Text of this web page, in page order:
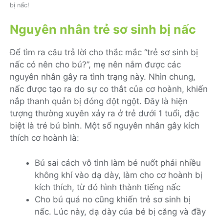
bị nấc!
Nguyên nhân trẻ sơ sinh bị nấc
Để tìm ra câu trả lời cho thắc mắc “trẻ sơ sinh bị
nấc có nên cho bú?”, mẹ nên nắm được các
nguyên nhân gây ra tình trạng này. Nhìn chung,
nấc được tạo ra do sự co thắt của cơ hoành, khiến
nắp thanh quản bị đóng đột ngột. Đây là hiện
tượng thường xuyên xảy ra ở trẻ dưới 1 tuổi, đặc
biệt là trẻ bú bình. Một số nguyên nhân gây kích
thích cơ hoành là:
Bú sai cách vô tình làm bé nuốt phải nhiều
không khí vào dạ dày, làm cho cơ hoành bị
kích thích, từ đó hình thành tiếng nấc
Cho bú quá no cũng khiến trẻ sơ sinh bị
nấc. Lúc này, dạ dày của bé bị căng và đầy